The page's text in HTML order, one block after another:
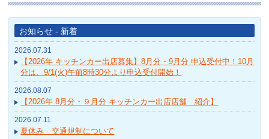
お知らせ - 新着
2026.07.31
【2026年 キッチンカー出店募集】8月分・9月分 申込受付中！10月
分は、9/1(火)午前8時30分より申込受付開始！
2026.08.07
【2026年 8月分・９月分 キッチンカー出店店舗 紹介】
2026.07.11
夏休み 交通規制について